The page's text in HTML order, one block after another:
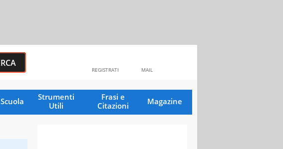
MAIL
REGISTRATI
Scuola
Strumenti
Utili
Frasi e
Citazioni
Magazine